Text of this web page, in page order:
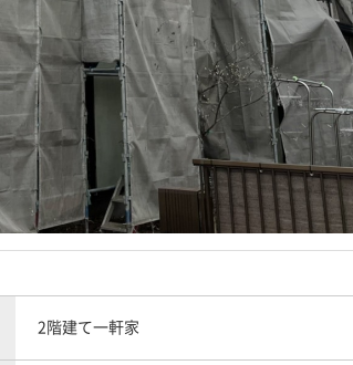
2階建て一軒家